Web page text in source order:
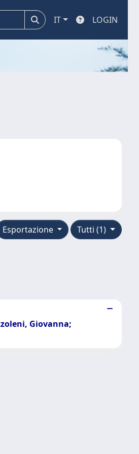
IT LOGIN
Tutti (1)
Esportazione
Giovanna;